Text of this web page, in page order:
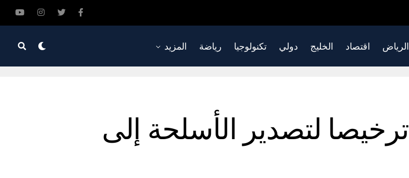
الرياض اقتصاد الخليج دولي تكنولوجيا رياضة المزيد
بريطانيا تعلن تعليق 30 ترخيصا لتصدير الأسلحة إلى